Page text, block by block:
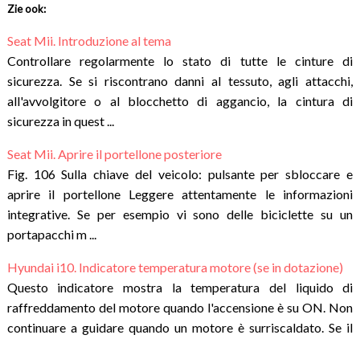
Zie ook:
Seat Mii. Introduzione al tema
Controllare regolarmente lo stato di tutte le cinture di
sicurezza. Se si riscontrano danni al tessuto, agli attacchi,
all'avvolgitore o al blocchetto di aggancio, la cintura di
sicurezza in quest ...
Seat Mii. Aprire il portellone posteriore
Fig. 106 Sulla chiave del veicolo: pulsante per sbloccare e
aprire il portellone Leggere attentamente le informazioni
integrative. Se per esempio vi sono delle biciclette su un
portapacchi m ...
Hyundai i10. Indicatore temperatura motore (se in dotazione)
Questo indicatore mostra la temperatura del liquido di
raffreddamento del motore quando l'accensione è su ON. Non
continuare a guidare quando un motore è surriscaldato. Se il